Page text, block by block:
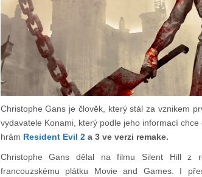
Christophe Gans je člověk, který stál za vznikem
vydavatele Konami, který podle jeho informací
hrám Resident Evil 2a 3 ve verzi remake.
Christophe Gans dělal na filmu Silent Hill z
francouzskému plátku Movie and Games. I